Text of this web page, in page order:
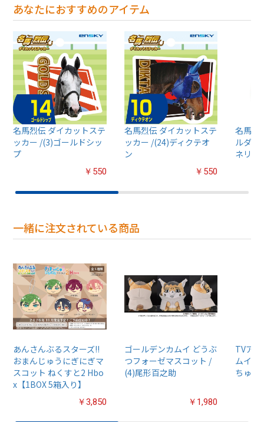
あなたにおすすめのアイテム
名馬烈伝 ダイカットステ
ッカー /(3)ゴールドシッ
プ
￥550
名馬烈伝 ダイカットステ
ッカー /(24)ディクテオ
ン
￥550
名馬烈
ルダー
ネリア
一緒に注文されている商品
あんさんぶるスターズ!!
おまんじゅうにぎにぎマ
スコット ねくすと2 Hbo
x【1BOX 5箱入り】
￥3,850
ゴールデンカムイ どうぶ
つフォーゼマスコット /
(4)尾形百之助
￥1,980
TVア
ムイ』
ちゅる